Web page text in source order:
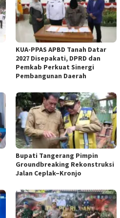
KUA-PPAS APBD Tanah Datar
2027 Disepakati, DPRD dan
Pemkab Perkuat Sinergi
Pembangunan Daerah
Bupati Tangerang Pimpin
Groundbreaking Rekonstruksi
Jalan Ceplak–Kronjo